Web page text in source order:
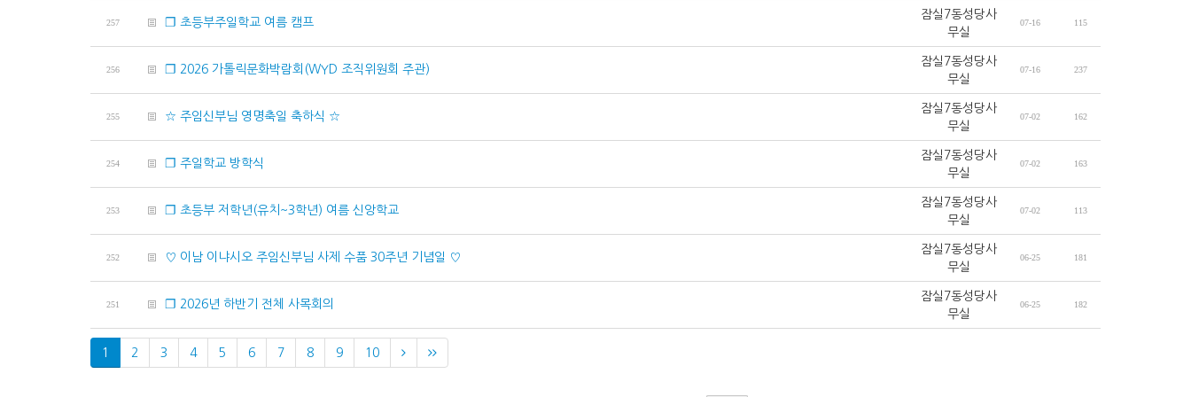
257 ❐ 초등부주일학교 여름 캠프
잠실7동성당사
무실
07-16 115
256 ❐ 2026 가톨릭문화박람회(WYD 조직위원회 주관)
잠실7동성당사
무실
07-16 237
255 ☆ 주임신부님 영명축일 축하식 ☆
잠실7동성당사
무실
07-02 162
254 ❐ 주일학교 방학식
잠실7동성당사
무실
07-02 163
253 ❐ 초등부 저학년(유치~3학년) 여름 신앙학교
잠실7동성당사
무실
07-02 113
252 ♡ 이남 이냐시오 주임신부님 사제 수품 30주년 기념일 ♡
잠실7동성당사
무실
06-25 181
251 ❐ 2026년 하반기 전체 사목회의
잠실7동성당사
무실
06-25 182
1 2 3 4 5 6 7 8 9 10